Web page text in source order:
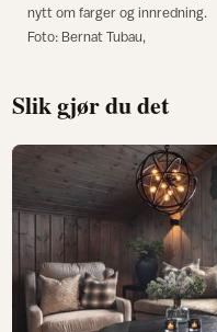
nytt om farger og innredning.
Foto: Bernat Tubau,
Slik gjør du det